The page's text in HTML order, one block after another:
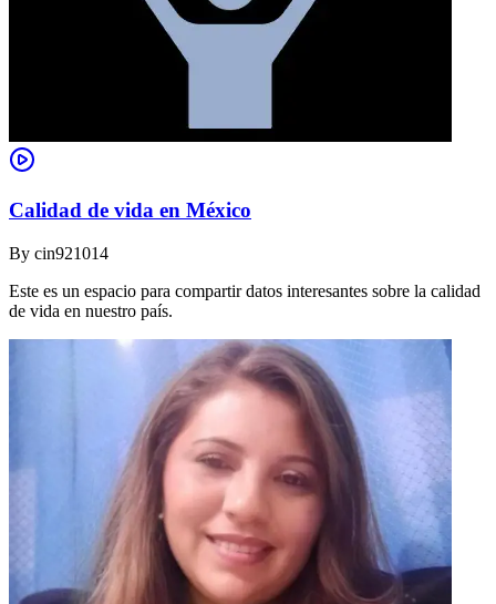
Calidad de vida en México
By cin921014
Este es un espacio para compartir datos interesantes sobre la calidad
de vida en nuestro país.